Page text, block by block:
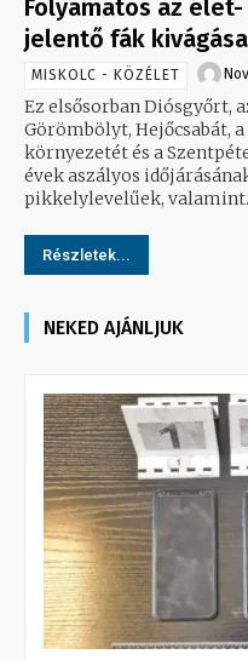
Folyamatos az
jelentő fák kivágása
MISKOLC - KÖZÉLET
Ez elsősorban Diósgyőrt,
Görömbölyt, Hejőcsabát,
környezetét és a Szentpéteri
évek aszályos
pikkelylevelűek,
Részletek...
NEKED AJÁNLJUK